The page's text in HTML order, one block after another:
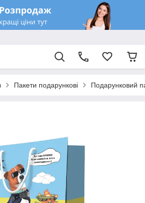
Пакети подарункові Подарунковий